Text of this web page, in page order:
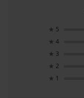
★ 5
★ 4
★ 3
★ 2
★ 1